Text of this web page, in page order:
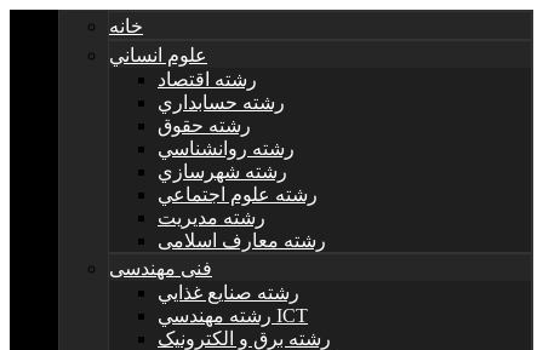
خانه
علوم انساني
رشته اقتصاد
رشته حسابداري
رشته حقوق
رشته روانشناسي
رشته شهرسازي
رشته علوم اجتماعي
رشته مديريت
رشته معارف اسلامی
فنی مهندسی
رشته صنايع غذايي
رشته مهندسي ICT
رشته برق و الکترونيک